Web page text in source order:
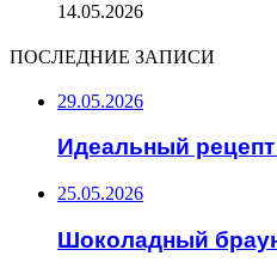
14.05.2026
ПОСЛЕДНИЕ ЗАПИСИ
29.05.2026
Идеальный рецепт
25.05.2026
Шоколадный